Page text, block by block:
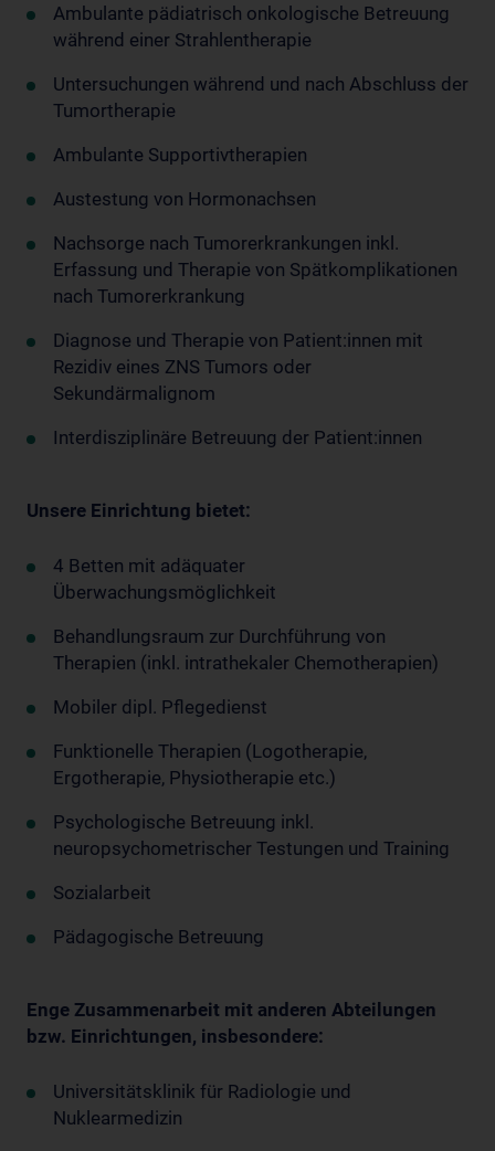
Ambulante pädiatrisch onkologische Betreuung
während einer Strahlentherapie
Untersuchungen während und nach Abschluss der
Tumortherapie
Ambulante Supportivtherapien
Austestung von Hormonachsen
Nachsorge nach Tumorerkrankungen inkl.
Erfassung und Therapie von Spätkomplikationen
nach Tumorerkrankung
Diagnose und Therapie von Patient:innen mit
Rezidiv eines ZNS Tumors oder
Sekundärmalignom
Interdisziplinäre Betreuung der Patient:innen
Unsere Einrichtung bietet:
4 Betten mit adäquater
Überwachungsmöglichkeit
Behandlungsraum zur Durchführung von
Therapien (inkl. intrathekaler Chemotherapien)
Mobiler dipl. Pflegedienst
Funktionelle Therapien (Logotherapie,
Ergotherapie, Physiotherapie etc.)
Psychologische Betreuung inkl.
neuropsychometrischer Testungen und Training
Sozialarbeit
Pädagogische Betreuung
Enge Zusammenarbeit mit anderen Abteilungen
bzw. Einrichtungen, insbesondere:
Universitätsklinik für Radiologie und
Nuklearmedizin